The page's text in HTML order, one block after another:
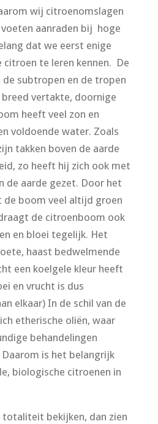
wij citroenomslagen
aanraden bij hoge
dat we eerst enige
te leren kennen. De
subtropen en de tropen
vertakte, doornige
heeft veel zon en
voldoende water. Zoals
takken boven de aarde
zo heeft hij zich ook met
de aarde gezet. Door het
de boom veel altijd groen
de citroenboom ook
en bloei tegelijk. Het
haast bedwelmende
een koelgele kleur heeft
en vrucht is dus
elkaar) In de schil van de
etherische oliën, waar
behandelingen
is het belangrijk
biologische citroenen in
bekijken, dan zien